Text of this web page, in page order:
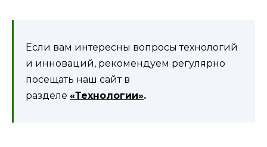
Если вам интересны вопросы технологий
и инноваций, рекомендуем регулярно
посещать наш сайт в
разделе «Технологии».